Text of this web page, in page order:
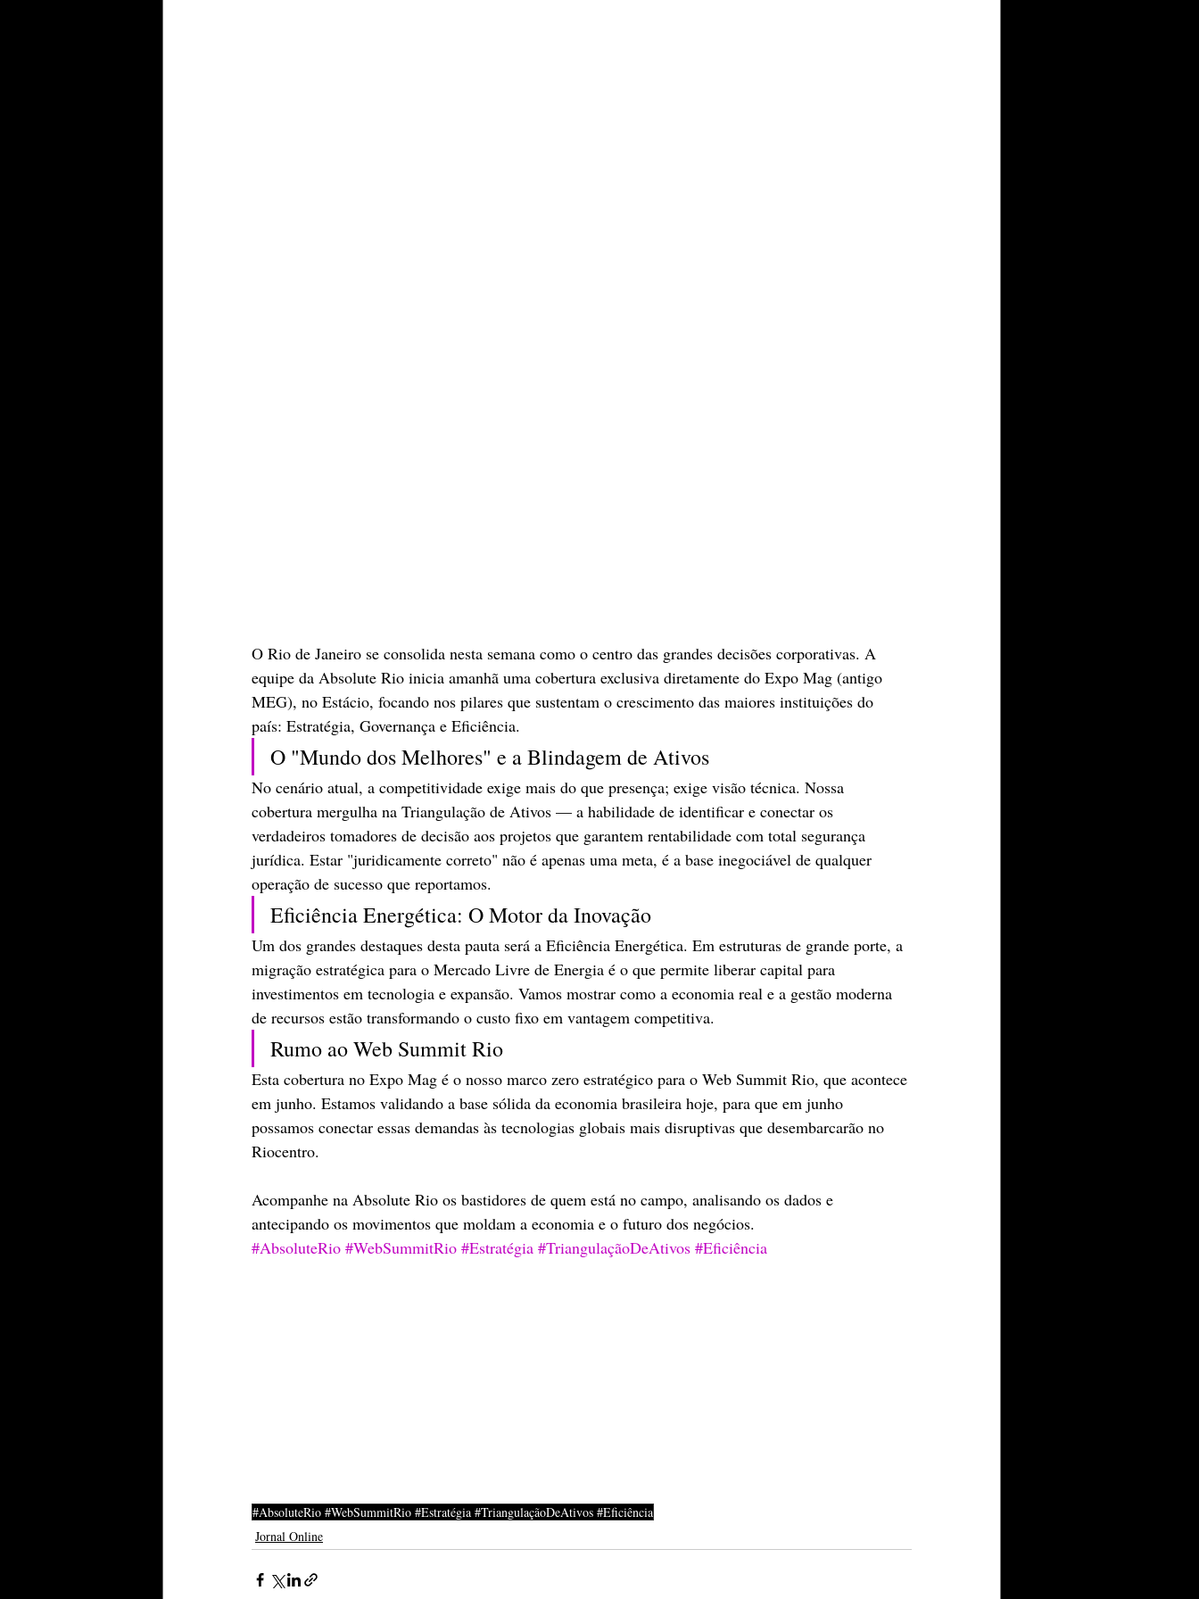
​O Rio de Janeiro se consolida nesta semana como o centro das grandes decisões corporativas. A
equipe da Absolute Rio inicia amanhã uma cobertura exclusiva diretamente do Expo Mag (antigo
MEG), no Estácio, focando nos pilares que sustentam o crescimento das maiores instituições do
país: Estratégia, Governança e Eficiência.
​O "Mundo dos Melhores" e a Blindagem de Ativos
​No cenário atual, a competitividade exige mais do que presença; exige visão técnica. Nossa
cobertura mergulha na Triangulação de Ativos — a habilidade de identificar e conectar os
verdadeiros tomadores de decisão aos projetos que garantem rentabilidade com total segurança
jurídica. Estar "juridicamente correto" não é apenas uma meta, é a base inegociável de qualquer
operação de sucesso que reportamos.
​Eficiência Energética: O Motor da Inovação
​Um dos grandes destaques desta pauta será a Eficiência Energética. Em estruturas de grande porte, a
migração estratégica para o Mercado Livre de Energia é o que permite liberar capital para
investimentos em tecnologia e expansão. Vamos mostrar como a economia real e a gestão moderna
de recursos estão transformando o custo fixo em vantagem competitiva.
​Rumo ao Web Summit Rio
​Esta cobertura no Expo Mag é o nosso marco zero estratégico para o Web Summit Rio, que acontece
em junho. Estamos validando a base sólida da economia brasileira hoje, para que em junho
possamos conectar essas demandas às tecnologias globais mais disruptivas que desembarcarão no
Riocentro.
​Acompanhe na Absolute Rio os bastidores de quem está no campo, analisando os dados e
antecipando os movimentos que moldam a economia e o futuro dos negócios.
#AbsoluteRio #WebSummitRio #Estratégia #TriangulaçãoDeAtivos #Eficiência
#AbsoluteRio #WebSummitRio #Estratégia #TriangulaçãoDeAtivos #Eficiência
Jornal Online